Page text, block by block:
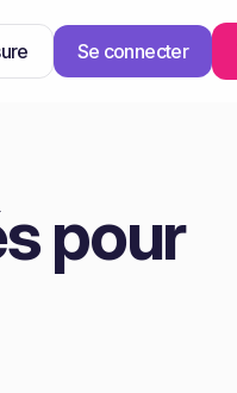
Se connecter
pour